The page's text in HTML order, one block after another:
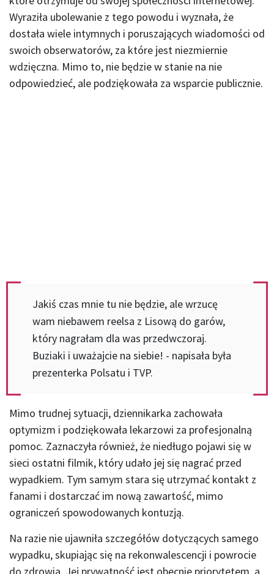
Wyraziła ubolewanie z tego powodu i wyznała, że
dostała wiele intymnych i poruszających wiadomości od
swoich obserwatorów, za które jest niezmiernie
wdzięczna. Mimo to, nie będzie w stanie na nie
odpowiedzieć, ale podziękowała za wsparcie publicznie.
Jakiś czas mnie tu nie będzie, ale wrzucę
wam niebawem reelsa z Lisową do garów,
który nagrałam dla was przedwczoraj.
Buziaki i uważajcie na siebie! - napisała była
prezenterka Polsatu i TVP.
Mimo trudnej sytuacji, dziennikarka zachowała
optymizm i podziękowała lekarzowi za profesjonalną
pomoc. Zaznaczyła również, że niedługo pojawi się w
sieci ostatni filmik, który udało jej się nagrać przed
wypadkiem. Tym samym stara się utrzymać kontakt z
fanami i dostarczać im nową zawartość, mimo
ograniczeń spowodowanych kontuzją.
Na razie nie ujawniła szczegółów dotyczących samego
wypadku, skupiając się na rekonwalescencji i powrocie